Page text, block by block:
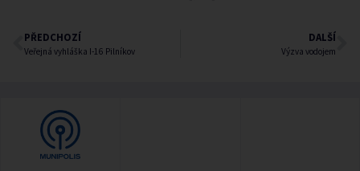
PŘEDCHOZÍ
Veřejná vyhláška I-16 Pilníkov
DALŠÍ
Výzva vodojem